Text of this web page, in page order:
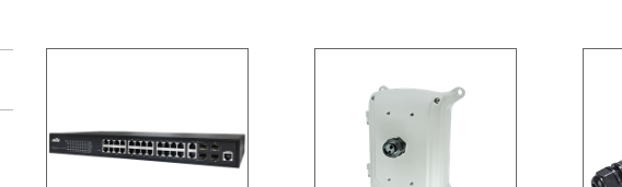
Camera Housing
Avigilon Solutions
Axis Solutions